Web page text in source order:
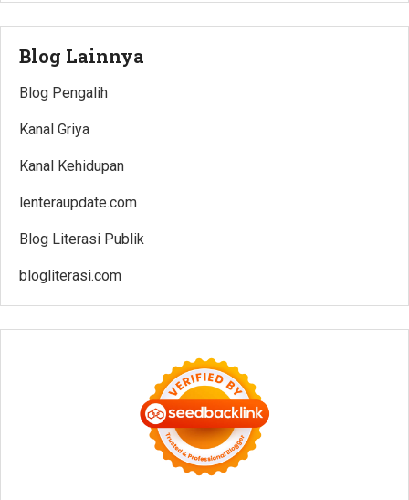
Blog Lainnya
Blog Pengalih
Kanal Griya
Kanal Kehidupan
lenteraupdate.com
Blog Literasi Publik
blogliterasi.com